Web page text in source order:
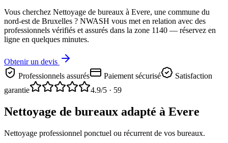
Vous cherchez Nettoyage de bureaux à Evere, une commune du
nord-est de Bruxelles ? NWASH vous met en relation avec des
professionnels vérifiés et assurés dans la zone 1140 — réservez en
ligne en quelques minutes.
Obtenir un devis
Professionnels assurés
Paiement sécurisé
Satisfaction
garantie
4.9/5 · 59
Nettoyage de bureaux adapté à Evere
Nettoyage professionnel ponctuel ou récurrent de vos bureaux.